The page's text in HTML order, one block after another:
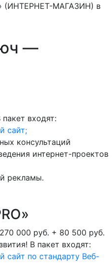
(ИНТЕРНЕТ-МАГАЗИН) в
—
входят:
сайт;
консультаций
интернет-проектов
рекламы.
270 000 руб. + 80 500 руб.
В пакет входят:
сайт по стандарту Веб-